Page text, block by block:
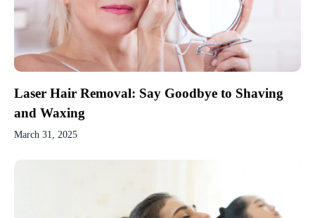
Laser Hair Removal: Say Goodbye to Shaving
and Waxing
March 31, 2025